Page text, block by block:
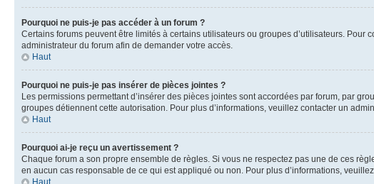
Pourquoi ne puis-je pas accéder à un forum ?
Certains forums peuvent être limités à certains utilisateurs ou groupes d’utilisateurs.
administrateur du forum afin de demander votre accès.
Haut
Pourquoi ne puis-je pas insérer de pièces jointes ?
Les permissions permettant d’insérer des pièces jointes sont accordées par forum, par
groupes détiennent cette autorisation. Pour plus d’informations, veuillez contacter un
Haut
Pourquoi ai-je reçu un avertissement ?
Chaque forum a son propre ensemble de règles. Si vous ne respectez pas une de ces
en aucun cas responsable de ce qui est appliqué ou non. Pour plus d’informations,
Haut